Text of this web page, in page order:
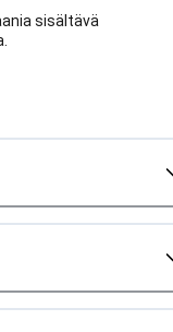
sisältävä